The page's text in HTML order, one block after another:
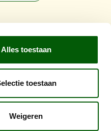
Alles toestaan
toestaan
Weigeren
en de
zijn